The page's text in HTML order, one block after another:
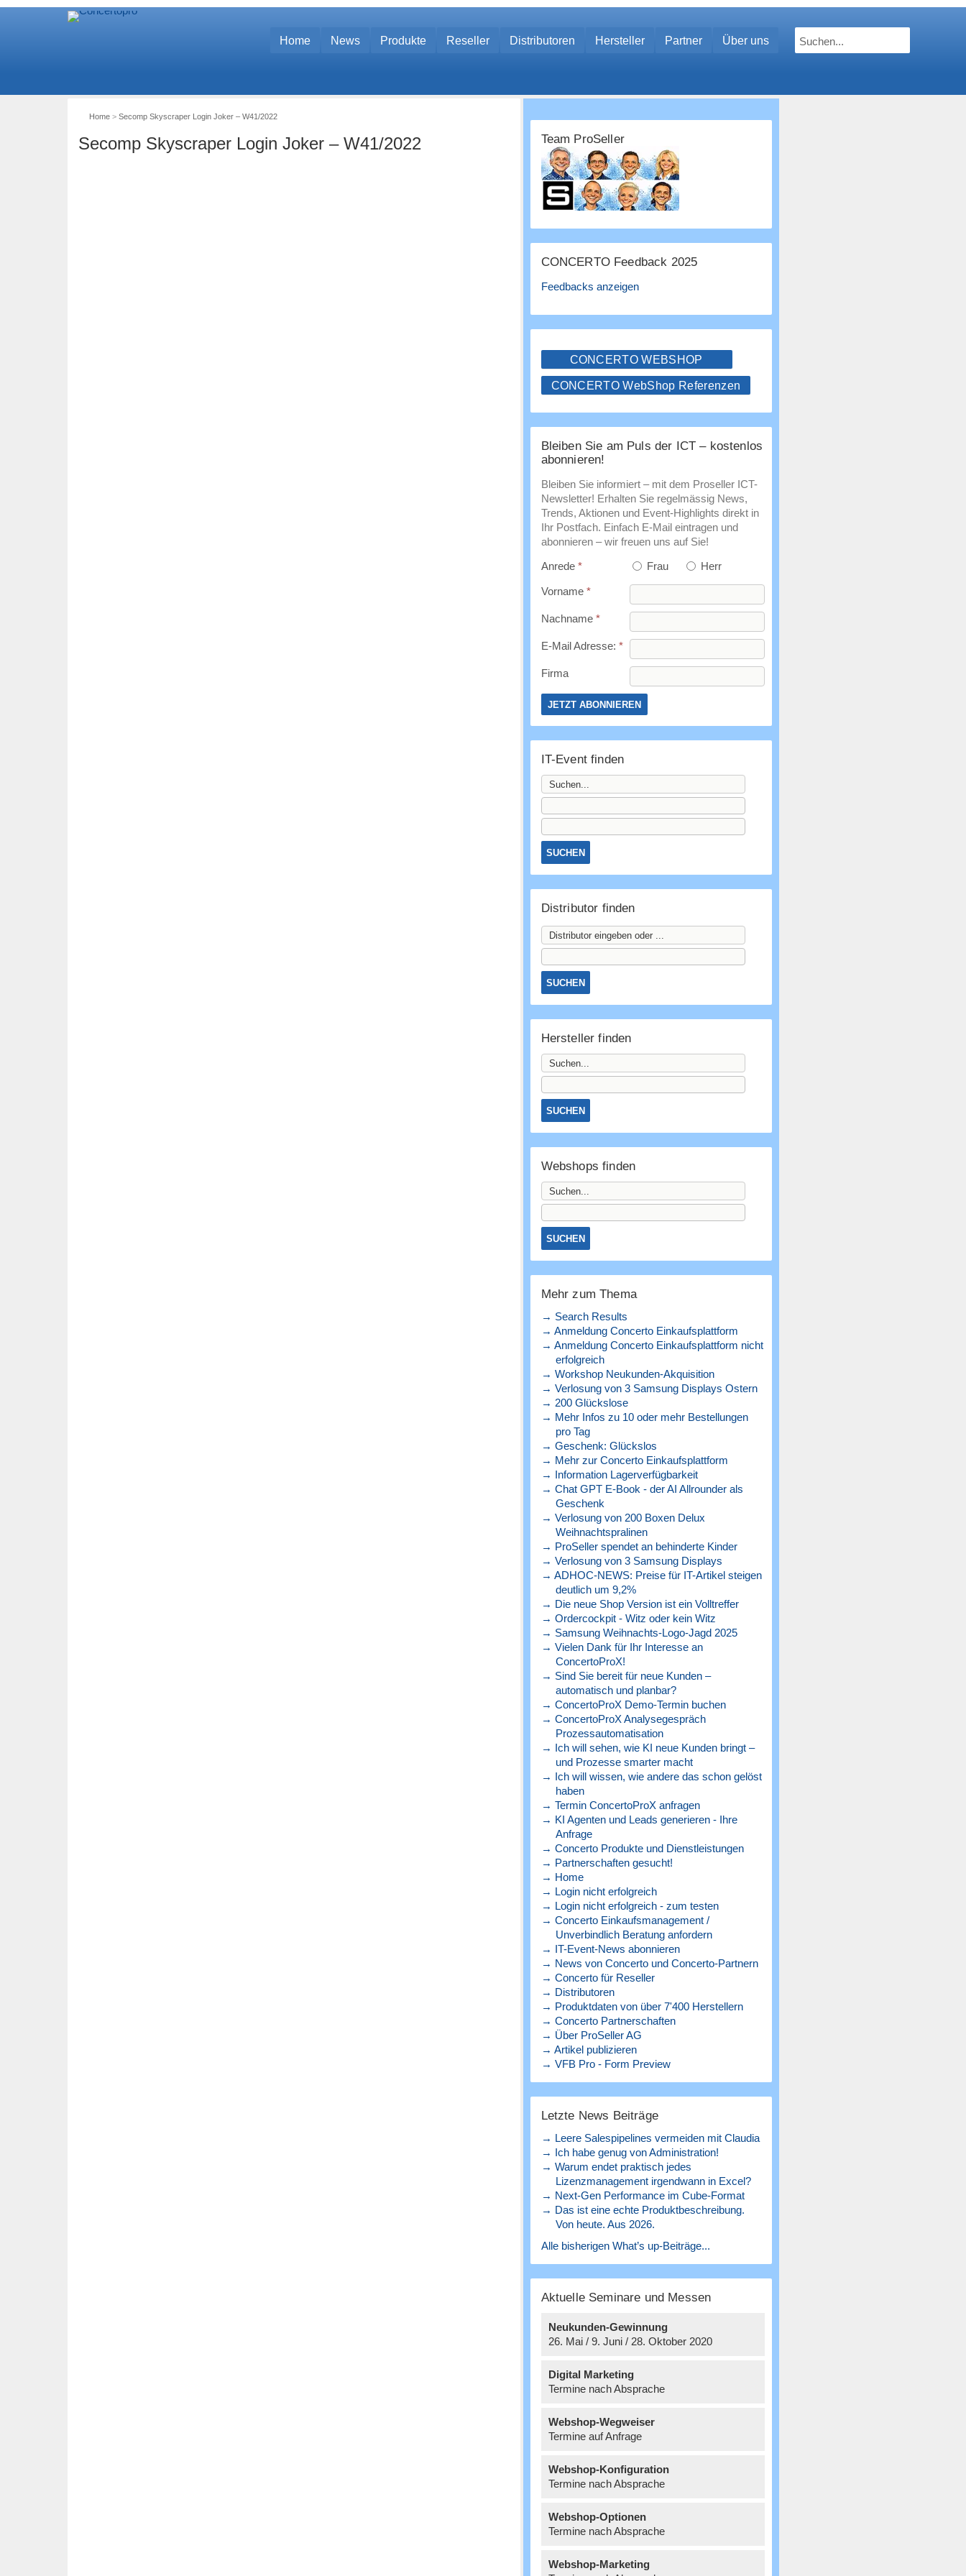
Home News Produkte Reseller Distributoren Hersteller Partner Über uns
Home> Secomp Skyscraper Login Joker – W41/2022
Secomp Skyscraper Login Joker – W41/2022 Team ProSeller
CONCERTO Feedback 2025
Feedbacks anzeigen
CONCERTO WEBSHOP
CONCERTO WebShop Referenzen
Bleiben Sie am Puls der ICT – kostenlos
abonnieren!
Bleiben Sie informiert – mit dem Proseller ICT-
Newsletter! Erhalten Sie regelmässig News,
Trends, Aktionen und Event-Highlights direkt in
Ihr Postfach. Einfach E-Mail eintragen und
abonnieren – wir freuen uns auf Sie!
Anrede * Frau Herr
Vorname *
Nachname *
E-Mail Adresse: *
Firma
IT-Event finden
Distributor finden
Hersteller finden
Webshops finden
Mehr zum Thema
→ Search Results
→ Anmeldung Concerto Einkaufsplattform
→ Anmeldung Concerto Einkaufsplattform nicht
erfolgreich
→ Workshop Neukunden-Akquisition
→ Verlosung von 3 Samsung Displays Ostern
→ 200 Glückslose
→ Mehr Infos zu 10 oder mehr Bestellungen
pro Tag
→ Geschenk: Glückslos
→ Mehr zur Concerto Einkaufsplattform
→ Information Lagerverfügbarkeit
→ Chat GPT E-Book - der AI Allrounder als
Geschenk
→ Verlosung von 200 Boxen Delux
Weihnachtspralinen
→ ProSeller spendet an behinderte Kinder
→ Verlosung von 3 Samsung Displays
→ ADHOC-NEWS: Preise für IT-Artikel steigen
deutlich um 9,2%
→ Die neue Shop Version ist ein Volltreffer
→ Ordercockpit - Witz oder kein Witz
→ Samsung Weihnachts-Logo-Jagd 2025
→ Vielen Dank für Ihr Interesse an
ConcertoProX!
→ Sind Sie bereit für neue Kunden –
automatisch und planbar?
→ ConcertoProX Demo-Termin buchen
→ ConcertoProX Analysegespräch
Prozessautomatisation
→ Ich will sehen, wie KI neue Kunden bringt –
und Prozesse smarter macht
→ Ich will wissen, wie andere das schon gelöst
haben
→ Termin ConcertoProX anfragen
→ KI Agenten und Leads generieren - Ihre
Anfrage
→ Concerto Produkte und Dienstleistungen
→ Partnerschaften gesucht!
→ Home
→ Login nicht erfolgreich
→ Login nicht erfolgreich - zum testen
→ Concerto Einkaufsmanagement /
Unverbindlich Beratung anfordern
→ IT-Event-News abonnieren
→ News von Concerto und Concerto-Partnern
→ Concerto für Reseller
→ Distributoren
→ Produktdaten von über 7'400 Herstellern
→ Concerto Partnerschaften
→ Über ProSeller AG
→ Artikel publizieren
→ VFB Pro - Form Preview
Letzte News Beiträge
→ Leere Salespipelines vermeiden mit Claudia
→ Ich habe genug von Administration!
→ Warum endet praktisch jedes
Lizenzmanagement irgendwann in Excel?
→ Next-Gen Performance im Cube-Format
→ Das ist eine echte Produktbeschreibung.
Von heute. Aus 2026.
Alle bisherigen What’s up-Beiträge...
Aktuelle Seminare und Messen
Neukunden-Gewinnung
26. Mai / 9. Juni / 28. Oktober 2020
Digital Marketing
Termine nach Absprache
Webshop-Wegweiser
Termine auf Anfrage
Webshop-Konfiguration
Termine nach Absprache
Webshop-Optionen
Termine nach Absprache
Webshop-Marketing